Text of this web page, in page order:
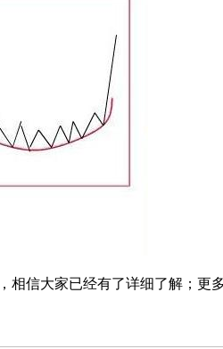
相信大家已经有了详细了解；更